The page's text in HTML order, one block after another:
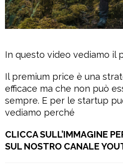
In questo video vediamo il
Il premium price è una
efficace ma che non può
sempre. E per le startup
vediamo perché
CLICCA SULL’IMMAGINE
SUL NOSTRO CANALE